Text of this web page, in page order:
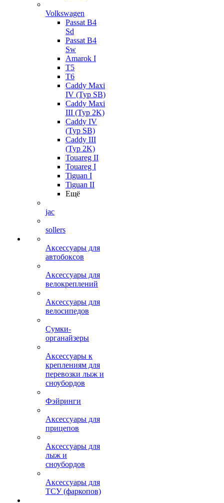
Volkswagen
Passat B4
Sd
Passat B4
Sw
Amarok I
T5
T6
Caddy Maxi
IV (Typ SB)
Caddy Maxi
III (Typ 2K)
Caddy IV
(Typ SB)
Caddy III
(Typ 2K)
Touareg II
Touareg I
Tiguan I
Tiguan II
Ещё
jac
sollers
Аксессуары для
автобоксов
Аксессуары для
велокреплений
Аксессуары для
велосипедов
Сумки-
органайзеры
Аксессуары к
креплениям для
перевозки лыж и
сноубордов
Фэйринги
Аксессуары для
прицепов
Аксессуары для
лыж и
сноубордов
Аксессуары для
ТСУ (фаркопов)